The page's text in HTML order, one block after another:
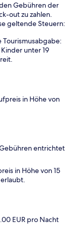
Gebühren der
out zu zahlen.
geltende Steuern:
unter 19
in Höhe von
entrichtet
in Höhe von 15
EUR pro Nacht